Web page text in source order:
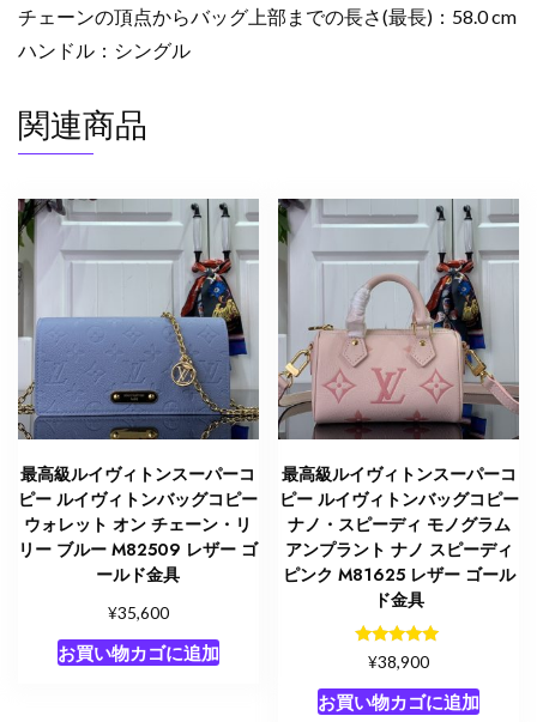
チェーンの頂点からバッグ上部までの長さ(最長)：58.0 cm
ハンドル：シングル
関連商品
最高級ルイヴィトンスーパーコ
ピー ルイヴィトンバッグコピー
ウォレット オン チェーン・リ
リー ブルー M82509 レザー ゴ
ールド金具
¥35,600
お買い物カゴに追加
最高級ルイヴィトンスーパーコ
ピー ルイヴィトンバッグコピー
ナノ・スピーディ モノグラム
アンプラント ナノ スピーディ
ピンク M81625 レザー ゴール
ド金具
5段階中
5.00
の評価
¥38,900
お買い物カゴに追加